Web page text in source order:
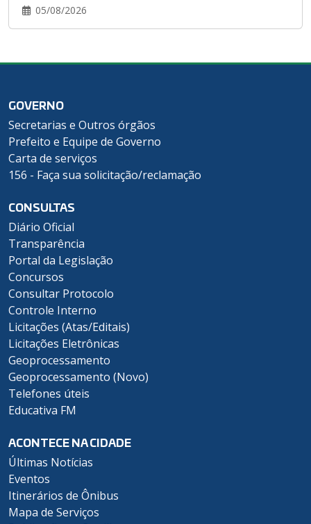
05/08/2026
GOVERNO
Secretarias e Outros órgãos
Prefeito e Equipe de Governo
Carta de serviços
156 - Faça sua solicitação/reclamação
CONSULTAS
Diário Oficial
Transparência
Portal da Legislação
Concursos
Consultar Protocolo
Controle Interno
Licitações (Atas/Editais)
Licitações Eletrônicas
Geoprocessamento
Geoprocessamento (Novo)
Telefones úteis
Educativa FM
ACONTECE NA CIDADE
Últimas Notícias
Eventos
Itinerários de Ônibus
Mapa de Serviços